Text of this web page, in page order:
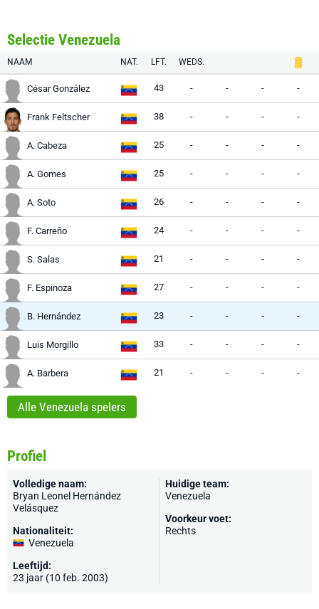
Selectie Venezuela
NAAM NAT. LFT. WEDS.
César González 43 - - - -
Frank Feltscher 38 - - - -
A. Cabeza 25 - - - -
A. Gomes 25 - - - -
A. Soto 26 - - - -
F. Carreño 24 - - - -
S. Salas 21 - - - -
F. Espinoza 27 - - - -
B. Hernández 23 - - - -
Luis Morgillo 33 - - - -
A. Barbera 21 - - - -
Alle Venezuela spelers
Profiel
Volledige naam:
Bryan Leonel Hernández
Velásquez
Nationaliteit:
Venezuela
Leeftijd:
23 jaar (10 feb. 2003)
Huidige team:
Venezuela
Voorkeur voet:
Rechts